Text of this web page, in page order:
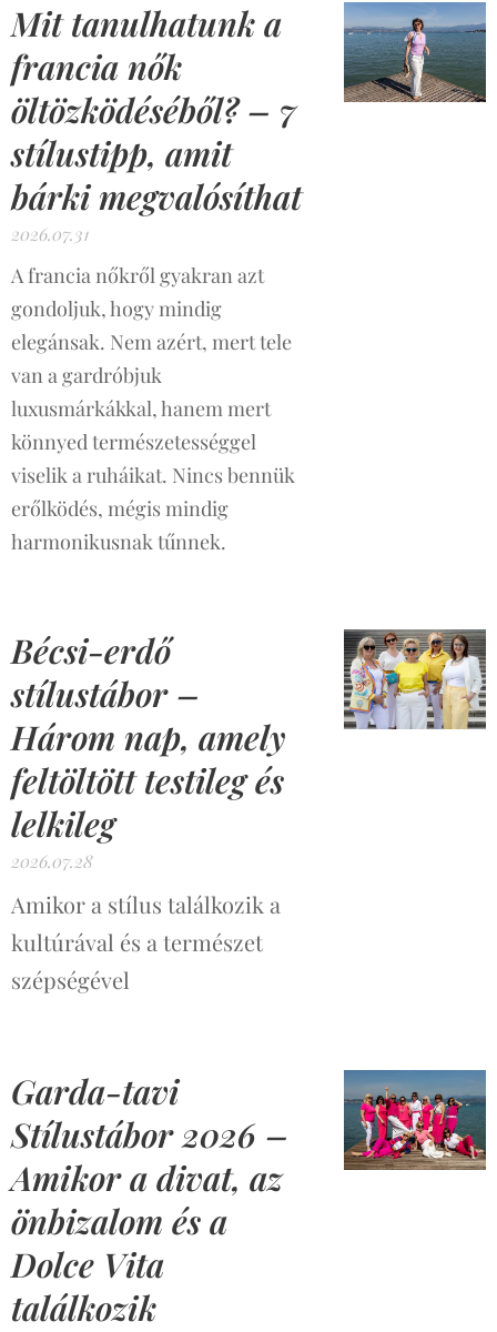
Mit tanulhatunk a
francia nők
öltözködéséből? – 7
stílustipp, amit
bárki megvalósíthat
2026.07.31
A francia nőkről gyakran azt
gondoljuk, hogy mindig
elegánsak. Nem azért, mert tele
van a gardróbjuk
luxusmárkákkal, hanem mert
könnyed természetességgel
viselik a ruháikat. Nincs bennük
erőlködés, mégis mindig
harmonikusnak tűnnek.
Bécsi-erdő
stílustábor –
Három nap, amely
feltöltött testileg és
lelkileg
2026.07.28
Amikor a stílus találkozik a
kultúrával és a természet
szépségével
Garda-tavi
Stílustábor 2026 –
Amikor a divat, az
önbizalom és a
Dolce Vita
találkozik